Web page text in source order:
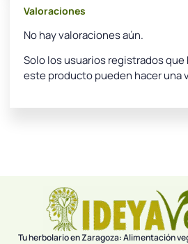
Valoraciones
No hay valoraciones aún.
Solo los usuarios registrados que
este producto pueden hacer una
Tu herbolario en Zaragoza: Alimentación